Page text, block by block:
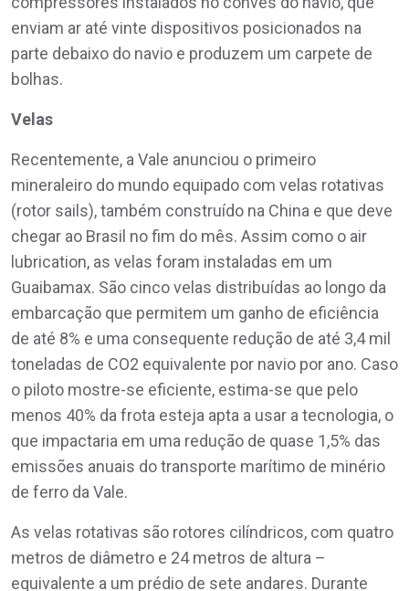
enviam ar até vinte dispositivos posicionados na
parte debaixo do navio e produzem um carpete de
bolhas.
Velas
Recentemente, a Vale anunciou o primeiro
mineraleiro do mundo equipado com velas rotativas
(rotor sails), também construído na China e que deve
chegar ao Brasil no fim do mês. Assim como o air
lubrication, as velas foram instaladas em um
Guaibamax. São cinco velas distribuídas ao longo da
embarcação que permitem um ganho de eficiência
de até 8% e uma consequente redução de até 3,4 mil
toneladas de CO2 equivalente por navio por ano. Caso
o piloto mostre-se eficiente, estima-se que pelo
menos 40% da frota esteja apta a usar a tecnologia, o
que impactaria em uma redução de quase 1,5% das
emissões anuais do transporte marítimo de minério
de ferro da Vale.
As velas rotativas são rotores cilíndricos, com quatro
metros de diâmetro e 24 metros de altura –
equivalente a um prédio de sete andares. Durante